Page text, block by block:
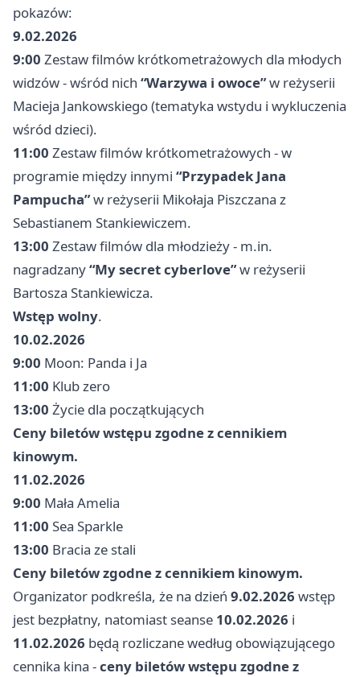
pokazów:
9.02.2026
9:00 Zestaw filmów krótkometrażowych dla młodych
widzów - wśród nich “Warzywa i owoce”w reżyserii
Macieja Jankowskiego (tematyka wstydu i wykluczenia
wśród dzieci).
11:00 Zestaw filmów krótkometrażowych - w
programie między innymi “Przypadek Jana
Pampucha”w reżyserii Mikołaja Piszczana z
Sebastianem Stankiewiczem.
13:00 Zestaw filmów dla młodzieży - m.in.
nagradzany“My secret cyberlove”w reżyserii
Bartosza Stankiewicza.
Wstęp wolny.
10.02.2026
9:00 Moon: Panda i Ja
11:00 Klub zero
13:00 Życie dla początkujących
Ceny biletów wstępu zgodne z cennikiem
kinowym.
11.02.2026
9:00 Mała Amelia
11:00 Sea Sparkle
13:00 Bracia ze stali
Ceny biletów zgodne z cennikiem kinowym.
Organizator podkreśla, że na dzień 9.02.2026 wstęp
jest bezpłatny, natomiast seanse 10.02.2026 i
11.02.2026 będą rozliczane według obowiązującego
cennika kina -ceny biletów wstępu zgodne z